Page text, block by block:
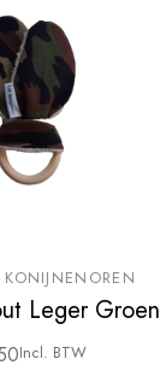
KONIJNENOREN
Leger Groen
Incl. BTW